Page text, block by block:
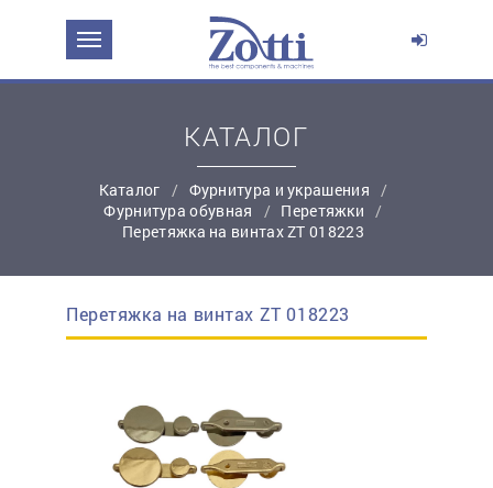
КАТАЛОГ
Каталог
Фурнитура и украшения
Фурнитура обувная
Перетяжки
Перетяжка на винтах ZT 018223
Перетяжка на винтах ZT 018223
ЗАДАТЬ ВОПРОС О ПРОДУКТЕ
Эл. почта:*
Контактный телефон:*